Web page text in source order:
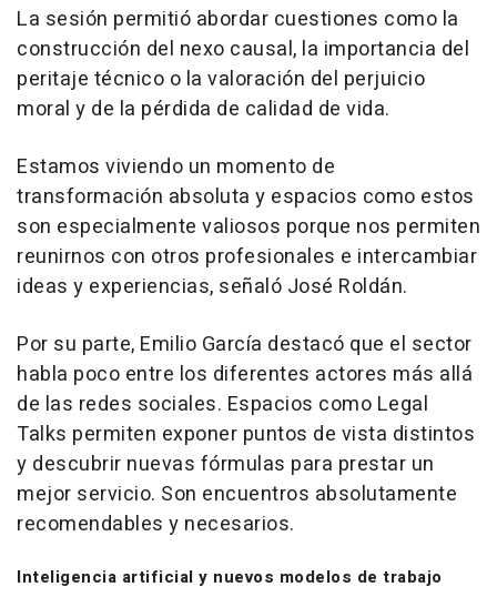
La sesión permitió abordar cuestiones como la
construcción del nexo causal, la importancia del
peritaje técnico o la valoración del perjuicio
moral y de la pérdida de calidad de vida.
Estamos viviendo un momento de
transformación absoluta y espacios como estos
son especialmente valiosos porque nos permiten
reunirnos con otros profesionales e intercambiar
ideas y experiencias, señaló José Roldán.
Por su parte, Emilio García destacó que el sector
habla poco entre los diferentes actores más allá
de las redes sociales. Espacios como Legal
Talks permiten exponer puntos de vista distintos
y descubrir nuevas fórmulas para prestar un
mejor servicio. Son encuentros absolutamente
recomendables y necesarios.
Inteligencia artificial y nuevos modelos de trabajo